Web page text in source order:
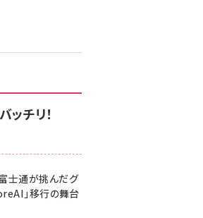
チリ！
士通が挑んだグ
」移行の舞台